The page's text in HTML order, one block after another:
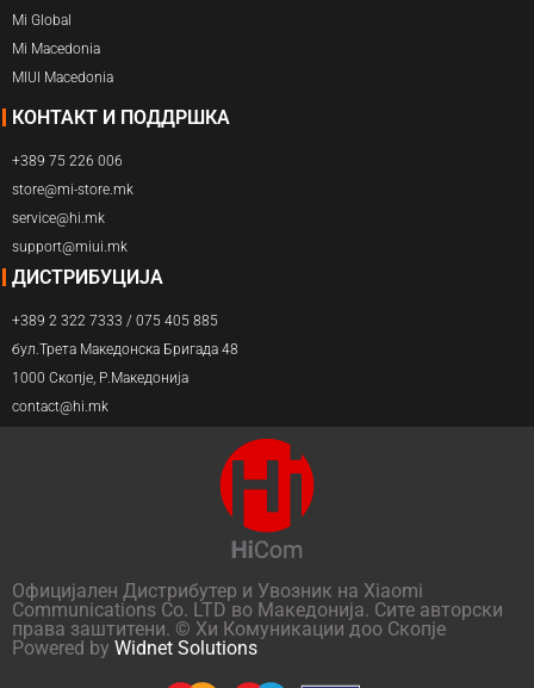
Mi Global
Mi Macedonia
MIUI Macedonia
КОНТАКТ И ПОДДРШКА
+389 75 226 006
store@mi-store.mk
service@hi.mk
support@miui.mk
ДИСТРИБУЦИЈА
+389 2 322 7333 / 075 405 885
бул.Трета Македонска Бригада 48
1000 Скопје, Р.Македонија
contact@hi.mk
Официјален Дистрибутер и Увозник на Xiaomi
Communications Co. LTD во Македонија. Сите авторски
права заштитени. © Хи Комуникации доо Скопје
Powered by Widnet Solutions